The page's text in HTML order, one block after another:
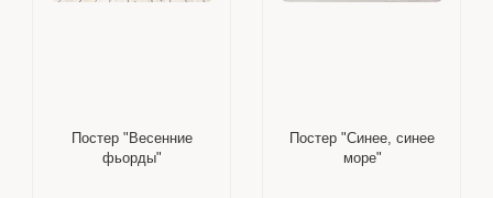
Постер "Весенние
фьорды"
Постер "Синее, синее
море"